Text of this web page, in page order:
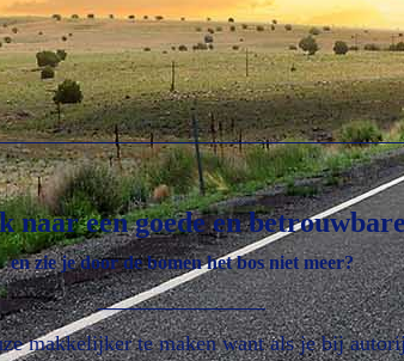
naar een goede en
en zie je door de bomen het bos niet meer?
______________
makkelijker te maken want als je bij